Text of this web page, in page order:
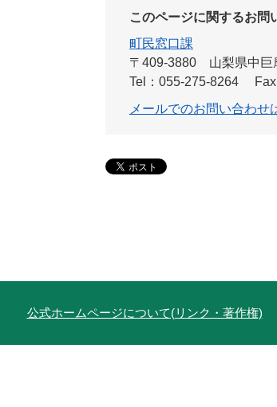
このページに関するお問
町民窓口課
〒409-3880
山梨県中
Tel：055-275-8264
メールでのお問い合わせ
公式ホームページについて(リンク・著作権)